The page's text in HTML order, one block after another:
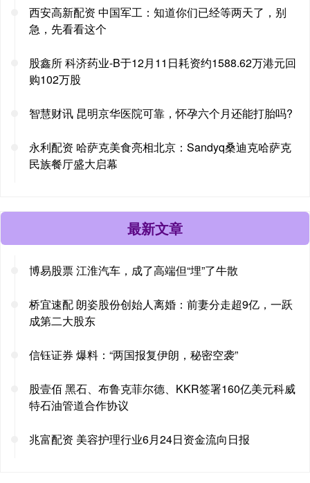
西安高新配资 中国军工：知道你们已经等两天了，别
急，先看看这个
股鑫所 科济药业-B于12月11日耗资约1588.62万港元回
购102万股
智慧财讯 昆明京华医院可靠，怀孕六个月还能打胎吗?
永利配资 哈萨克美食亮相北京：Sandyq桑迪克哈萨克
民族餐厅盛大启幕
最新文章
博易股票 江淮汽车，成了高端但“埋”了牛散
桥宜速配 朗姿股份创始人离婚：前妻分走超9亿，一跃
成第二大股东
信钰证券 爆料：“两国报复伊朗，秘密空袭”
股壹佰 黑石、布鲁克菲尔德、KKR签署160亿美元科威
特石油管道合作协议
兆富配资 美容护理行业6月24日资金流向日报